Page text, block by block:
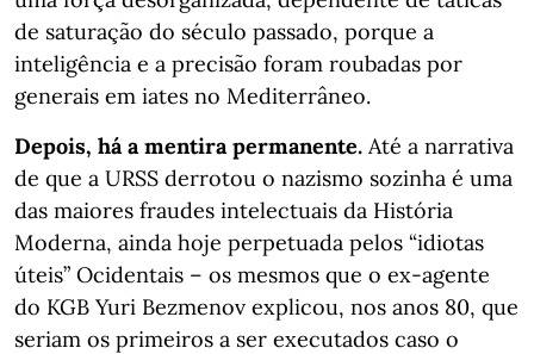
de saturação do século passado, porque a
inteligência e a precisão foram roubadas por
generais em iates no Mediterrâneo.
Depois, há a mentira permanente. Até a narrativa
de que a URSS derrotou o nazismo sozinha é uma
das maiores fraudes intelectuais da História
Moderna, ainda hoje perpetuada pelos “idiotas
úteis” Ocidentais – os mesmos que o ex-agente
do KGB Yuri Bezmenov explicou, nos anos 80, que
seriam os primeiros a ser executados caso o